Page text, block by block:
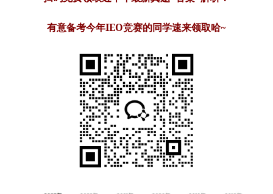
有意备考今年IEO竞赛的同学速来领取哈~